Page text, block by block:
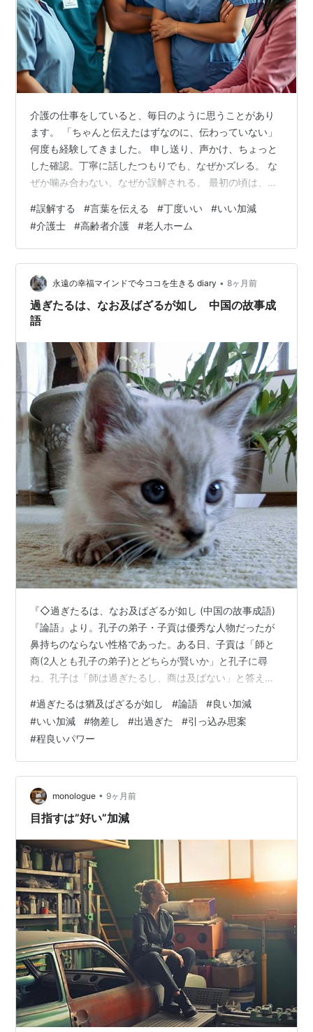
介護の仕事をしていると、毎日のように思うことがあり
ます。 「ちゃんと伝えたはずなのに、伝わっていない」
何度も経験してきました。 申し送り、声かけ、ちょっと
した確認。丁寧に話したつもりでも、なぜかズレる。 な
ぜか噛み合わない。なぜか誤解される。 最初の頃は、そ
「私の説明が足りなかったのかな」「ちゃんと聞いても
らえてなかったのかな」 自分を責めてばかりいました。
誤解されると、心がすり減る 介護の現場って、忙しいで
すよね。 一人ひとりが余裕を持っているわけじゃない。
時間に追われ、気も張っている。 そんな中で、誤解が起
きると、小さなズレが一気に大…
#誤解する #言葉を伝える #丁度いい #いい加減
#介護士 #高齢者介護 #老人ホーム
永遠の幸福マインドで今ココを生きる diary • 8ヶ月前
過ぎたるは、なお及ばざるが如し 中国の故事成
語
『◇過ぎたるは、なお及ばざるが如し (中国の故事成語)
『論語』より。孔子の弟子・子貢は優秀な人物だったが
鼻持ちのならない性格であった。ある日、子貢は「師と
商(2人とも孔子の弟子)とどちらが賢いか」と孔子に尋
ね、孔子は「師は過ぎたるし、商は及ばない」と答え
おり答えるのである。何をするにも、どんな事でも度を
越えて行き過ぎた行動になれば、むしろよくない状態と
変わらないものになってしまうという意味だが、才気走
る子貢のことを、孔子は暗に戒めていたのかもしれな
い。』 「ええ加減」と「良い加減」を使い分けしたいと
考えています。 日本語の難しいところです。 …
#過ぎたるは猶及ばざるが如し #論語 #良い加減
#いい加減 #物差し #出過ぎた #引っ込み思案
#程良いパワー
monologue • 9ヶ月前
目指すは”好い”加減